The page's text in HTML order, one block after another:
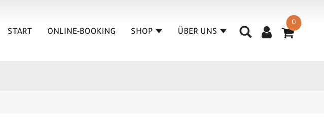
0
START ONLINE-BOOKING SHOP ÜBER UNS